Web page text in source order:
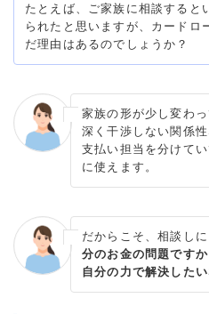
たとえば、ご家族に相談すると
られたと思いますが、カードロ
だ理由はあるのでしょうか？
家族の形が少し変わ
深く干渉しない関係
支払い担当を分けて
に使えます。
だからこそ、相談し
分のお金の問題です
自分の力で解決した